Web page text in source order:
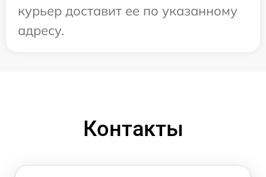
курьер доставит ее по указанному
адресу.
Контакты